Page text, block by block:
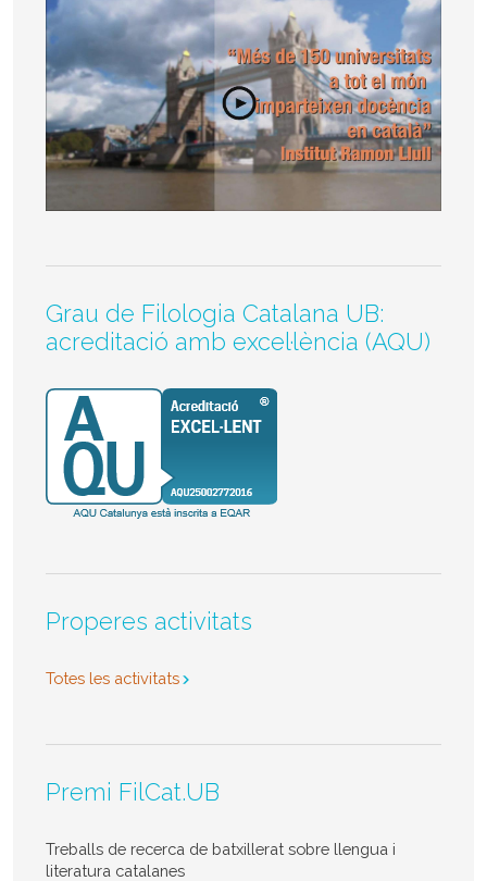
Grau de Filologia Catalana UB:
acreditació amb excel·lència (AQU)
Properes activitats
Totes les activitats
Premi FilCat.UB
Treballs de recerca de batxillerat sobre llengua i
literatura catalanes